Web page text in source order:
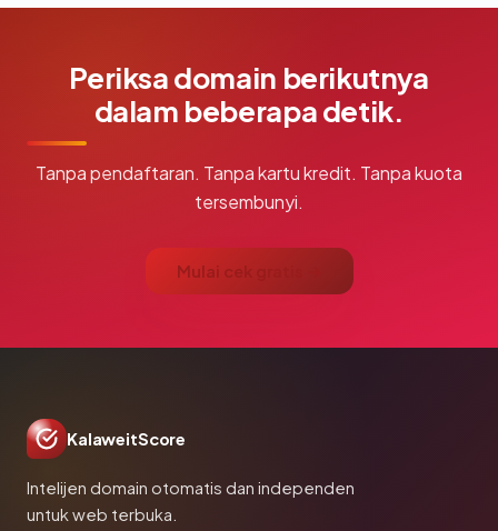
Periksa domain berikutnya
dalam beberapa detik.
Tanpa pendaftaran. Tanpa kartu kredit. Tanpa kuota
tersembunyi.
Mulai cek gratis →
KalaweitScore
Intelijen domain otomatis dan independen
untuk web terbuka.